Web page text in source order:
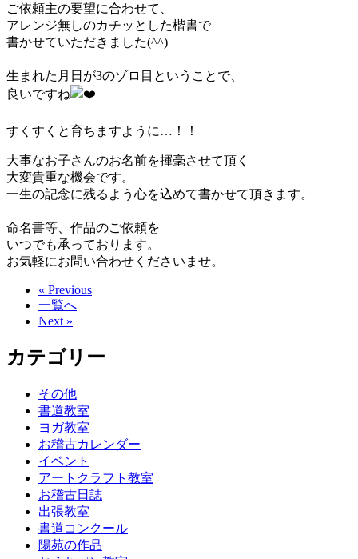
ご依頼主の要望に合わせて、
アレンジ無しのカチッとした楷書で
書かせていただきました(^^)
生まれた月日が3のゾロ目ということで、
良いですね
すくすくと育ちますように…！！
大事なお子さんのお名前を揮毫させて頂く
大変貴重な機会です。
一生の記念に残るよう心を込めて書かせて頂きます。
命名書等、作品のご依頼を
いつでも承っております。
お気軽にお問い合わせくださいませ。
« Previous
一覧へ
Next »
カテゴリー
その他
書道教室
ヨガ教室
お稽古カレンダー
イベント
アートクラフト教室
お稽古日誌
出張教室
書道コンクール
陽苑の作品